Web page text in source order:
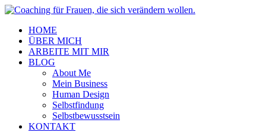
HOME
ÜBER MICH
ARBEITE MIT MIR
BLOG
About Me
Mein Business
Human Design
Selbstfindung
Selbstbewusstsein
KONTAKT